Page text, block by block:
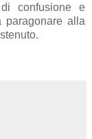
confusione e
paragonare alla